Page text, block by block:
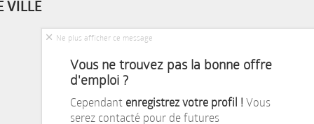
Ne plus afficher ce message
Vous ne trouvez pas la bonne offre
d'emploi ?
Cependant enregistrez votre profil ! Vous
serez contacté pour de futures
VILLE